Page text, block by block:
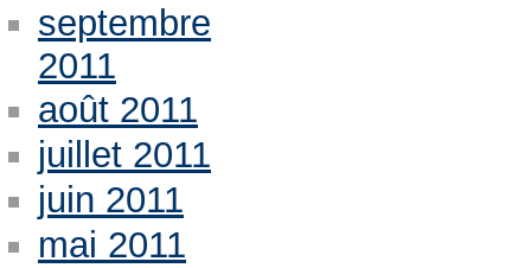
septembre
2011
août 2011
juillet 2011
juin 2011
mai 2011